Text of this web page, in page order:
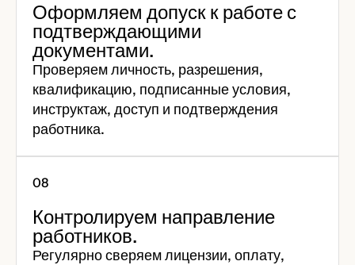
Оформляем допуск к работе с
подтверждающими
документами.
Проверяем личность, разрешения,
квалификацию, подписанные условия,
инструктаж, доступ и подтверждения
работника.
Контролируем направление
работников.
Регулярно сверяем лицензии, оплату,